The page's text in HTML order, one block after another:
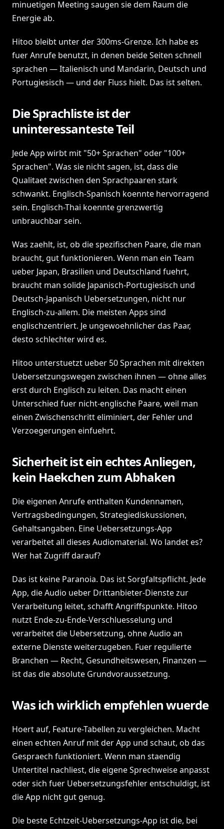
minuetigen Meeting saugen sie dem Raum die
Energie ab.
Hitoo bleibt unter der 300ms-Grenze. Ich habe es
fuer Anrufe benutzt, in denen beide Seiten schnell
sprachen — Italienisch und Mandarin, Deutsch und
Portugiesisch — und der Fluss hielt. Das ist selten.
Die Sprachliste ist der
uninteressanteste Teil
Jede App wirbt mit "50+ Sprachen" oder "100+
Sprachen". Was sie nicht sagen, ist, dass die
Qualitaet zwischen den Sprachpaaren stark
schwankt. Englisch-Spanisch koennte hervorragend
sein. Englisch-Thai koennte grenzwertig
unbrauchbar sein.
Was zaehlt, ist, ob die spezifischen Paare, die man
braucht, gut funktionieren. Wenn man ein Team
ueber Japan, Brasilien und Deutschland fuehrt,
braucht man solide Japanisch-Portugiesisch und
Deutsch-Japanisch Uebersetzungen, nicht nur
Englisch-zu-allem. Die meisten Apps sind
englischzentriert. Je ungewoehnlicher das Paar,
desto schlechter wird es.
Hitoo unterstuetzt ueber 50 Sprachen mit direkten
Uebersetzungswegen zwischen ihnen — ohne alles
erst durch Englisch zu leiten. Das macht einen
Unterschied fuer nicht-englische Paare, weil man
einen Zwischenschritt eliminiert, der Fehler und
Verzoegerungen einfuehrt.
Sicherheit ist ein echtes Anliegen,
kein Haekchen zum Abhaken
Die eigenen Anrufe enthalten Kundennamen,
Vertragsbedingungen, Strategiediskussionen,
Gehaltsangaben. Eine Uebersetzungs-App
verarbeitet all dieses Audiomaterial. Wo landet es?
Wer hat Zugriff darauf?
Das ist keine Paranoia. Das ist Sorgfaltspflicht. Jede
App, die Audio ueber Drittanbieter-Dienste zur
Verarbeitung leitet, schafft Angriffspunkte. Hitoo
nutzt Ende-zu-Ende-Verschluesselung und
verarbeitet die Uebersetzung, ohne Audio an
externe Dienste weiterzugeben. Fuer regulierte
Branchen — Recht, Gesundheitswesen, Finanzen —
ist das die absolute Grundvoraussetzung.
Was ich wirklich empfehlen wuerde
Hoert auf, Feature-Tabellen zu vergleichen. Macht
einen echten Anruf mit der App und schaut, ob das
Gespraech funktioniert. Wenn man staendig
Untertitel nachliest, die eigene Sprechweise anpasst
oder sich fuer Uebersetzungsfehler entschuldigt, ist
die App nicht gut genug.
Die beste Echtzeit-Uebersetzungs-App ist die, bei